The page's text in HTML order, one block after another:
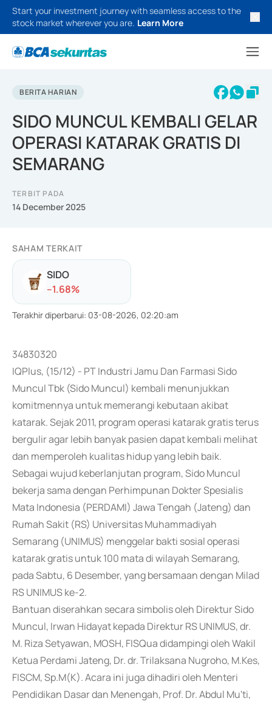
Start your investment journey with seamless access to the
stock market wherever you are. Learn More
BERITA HARIAN
SIDO MUNCUL KEMBALI GELAR
OPERASI KATARAK GRATIS DI
SEMARANG
TERBIT PADA
14 December 2025
SAHAM TERKAIT
SIDO
--1.68%
Terakhir diperbarui: 03-08-2026, 02:20:am
34830320
IQPlus, (15/12) - PT Industri Jamu Dan Farmasi Sido
Muncul Tbk (Sido Muncul) kembali menunjukkan
komitmennya untuk memerangi kebutaan akibat
katarak. Sejak 2011, program operasi katarak gratis terus
bergulir agar lebih banyak pasien dapat kembali melihat
dan memperoleh kualitas hidup yang lebih baik.
Sebagai wujud keberlanjutan program, Sido Muncul
bekerja sama dengan Perhimpunan Dokter Spesialis
Mata Indonesia (PERDAMI) Jawa Tengah (Jateng) dan
Rumah Sakit (RS) Universitas Muhammadiyah
Semarang (UNIMUS) menggelar bakti sosial operasi
katarak gratis untuk 100 mata di wilayah Semarang,
pada Sabtu, 6 Desember, yang bersamaan dengan Milad
RS UNIMUS ke-2.
Bantuan diserahkan secara simbolis oleh Direktur Sido
Muncul, Irwan Hidayat kepada Direktur RS UNIMUS, dr.
M. Riza Setyawan, MOSH, FISQua didampingi oleh Wakil
Ketua Perdami Jateng, Dr. dr. Trilaksana Nugroho, M.Kes,
FISCM, Sp.M(K). Acara ini juga dihadiri oleh Menteri
Pendidikan Dasar dan Menengah, Prof. Dr. Abdul Mu'ti,